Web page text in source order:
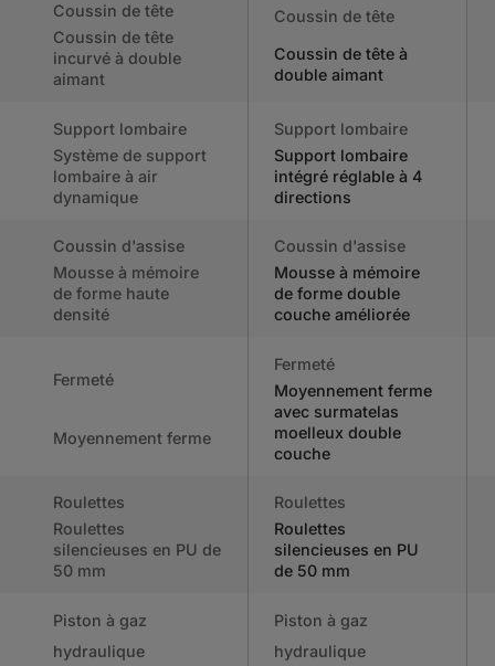
Coussin de tête
Coussin de tête
incurvé à double
aimant
Coussin de tête
Coussin de tête à
double aimant
Support lombaire
Système de support
lombaire à air
dynamique
Support lombaire
Support lombaire
intégré réglable à 4
directions
Coussin d'assise
Mousse à mémoire
de forme haute
densité
Coussin d'assise
Mousse à mémoire
de forme double
couche améliorée
Fermeté
Moyennement ferme
Fermeté
Moyennement ferme
avec surmatelas
moelleux double
couche
Roulettes
Roulettes
silencieuses en PU de
50 mm
Roulettes
Roulettes
silencieuses en PU
de 50 mm
Piston à gaz
hydraulique
Piston à gaz
hydraulique